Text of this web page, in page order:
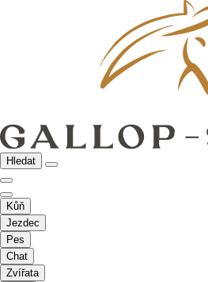
Hledat
Kůň
Jezdec
Pes
Chat
Zvířata